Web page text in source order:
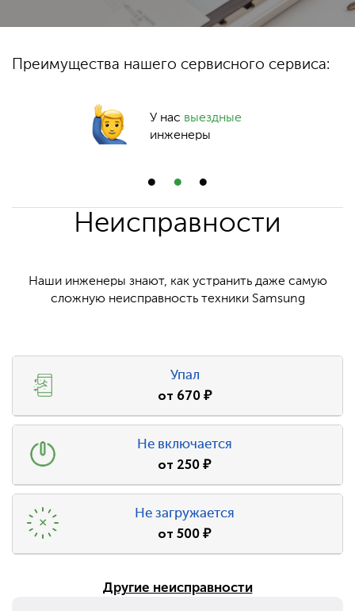
Преимущества нашего сервисного сервиса:
У нас выездные
инженеры
Неисправности
Наши инженеры знают, как устранить даже самую
сложную неисправность техники Samsung
Упал
от 670₽
Не включается
от 250₽
Не загружается
от500₽
Другие неисправности